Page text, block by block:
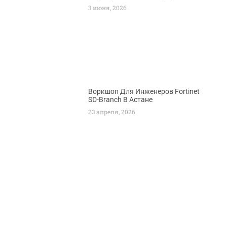
3 июня, 2026
Воркшоп Для Инженеров Fortinet
SD-Branch В Астане
23 апреля, 2026